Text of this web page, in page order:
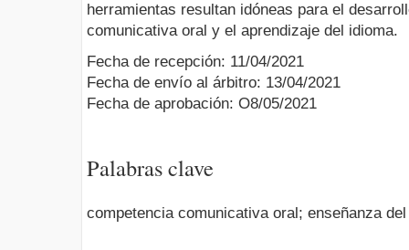
herramientas resultan idóneas para el
comunicativa oral y el aprendizaje del idioma.
Fecha de recepción: 11/04/2021
Fecha de envío al árbitro: 13/04/2021
Fecha de aprobación: O8/05/2021
Palabras clave
competencia comunicativa oral; enseñanza